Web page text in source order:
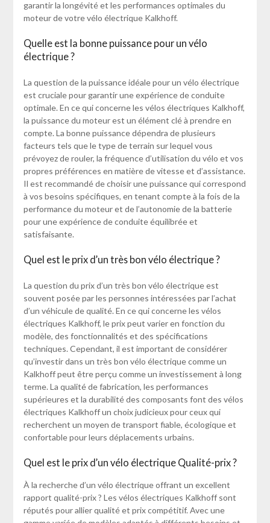
garantir la longévité et les performances optimales du
moteur de votre vélo électrique Kalkhoff.
Quelle est la bonne puissance pour un vélo
électrique ?
La question de la puissance idéale pour un vélo électrique
est cruciale pour garantir une expérience de conduite
optimale. En ce qui concerne les vélos électriques Kalkhoff,
la puissance du moteur est un élément clé à prendre en
compte. La bonne puissance dépendra de plusieurs
facteurs tels que le type de terrain sur lequel vous
prévoyez de rouler, la fréquence d’utilisation du vélo et vos
propres préférences en matière de vitesse et d’assistance.
Il est recommandé de choisir une puissance qui correspond
à vos besoins spécifiques, en tenant compte à la fois de la
performance du moteur et de l’autonomie de la batterie
pour une expérience de conduite équilibrée et
satisfaisante.
Quel est le prix d’un très bon vélo électrique ?
La question du prix d’un très bon vélo électrique est
souvent posée par les personnes intéressées par l’achat
d’un véhicule de qualité. En ce qui concerne les vélos
électriques Kalkhoff, le prix peut varier en fonction du
modèle, des fonctionnalités et des spécifications
techniques. Cependant, il est important de considérer
qu’investir dans un très bon vélo électrique comme un
Kalkhoff peut être perçu comme un investissement à long
terme. La qualité de fabrication, les performances
supérieures et la durabilité des composants font des vélos
électriques Kalkhoff un choix judicieux pour ceux qui
recherchent un moyen de transport fiable, écologique et
confortable pour leurs déplacements urbains.
Quel est le prix d’un vélo électrique Qualité-prix ?
À la recherche d’un vélo électrique offrant un excellent
rapport qualité-prix ? Les vélos électriques Kalkhoff sont
réputés pour allier qualité et prix compétitif. Avec une